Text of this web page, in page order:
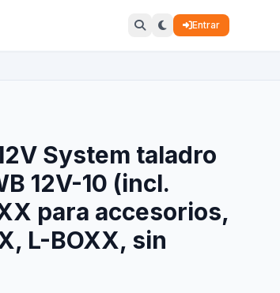
Entrar
System taladro
12V-10 (incl.
para accesorios,
L-BOXX, sin